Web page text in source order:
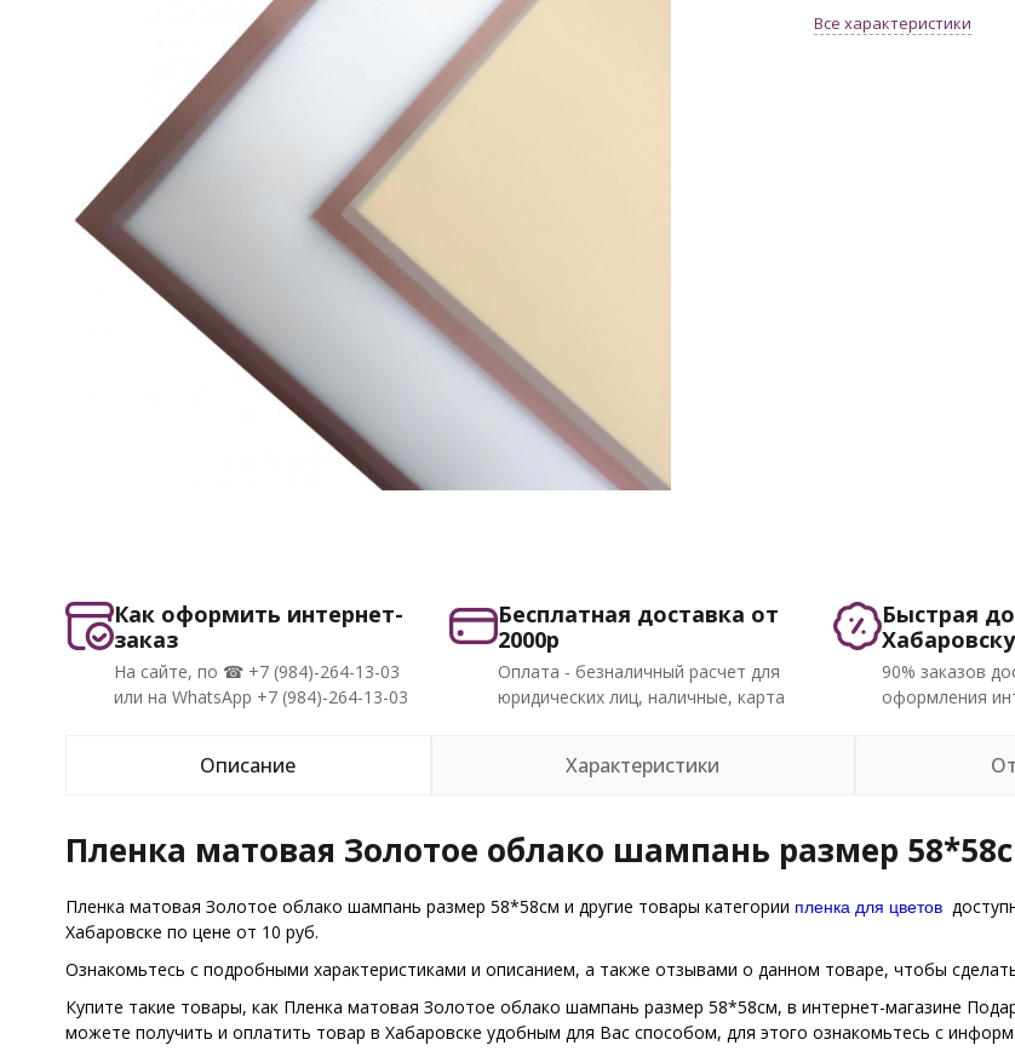
Все характеристики
Как оформить интернет-
заказ
На сайте, по ☎ +7 (984)-264-13-03
или на WhatsApp +7 (984)-264-13-03
Бесплатная доставка от
2000р
Оплата - безналичный расчет для
юридических лиц, наличные, карта
Быстрая
Хабаровску
90% заказов
оформления
Описание Характеристики
Пленка матовая Золотое облако шампань размер
Пленка матовая Золотое облако шампань размер 58*58см и другие товары категории пленка для цветов
Хабаровске по цене от 10 руб.
Ознакомьтесь с подробными характеристиками и описанием, а также отзывами о данном товаре, чтобы
Купите такие товары, как Пленка матовая Золотое облако шампань размер 58*58см, в интернет-магазине
можете получить и оплатить товар в Хабаровске удобным для Вас способом, для этого ознакомьтесь с